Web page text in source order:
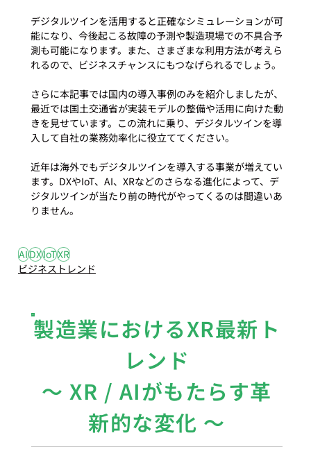
デジタルツインを活用すると正確なシミュレーションが可
能になり、今後起こる故障の予測や製造現場での不具合予
測も可能になります。また、さまざまな利用方法が考えら
れるので、ビジネスチャンスにもつなげられるでしょう。
さらに本記事では国内の導入事例のみを紹介しましたが、
最近では国土交通省が実装モデルの整備や活用に向けた動
きを見せています。この流れに乗り、デジタルツインを導
入して自社の業務効率化に役立ててください。
近年は海外でもデジタルツインを導入する事業が増えてい
ます。DXやIoT、AI、XRなどのさらなる進化によって、デ
ジタルツインが当たり前の時代がやってくるのは間違いあ
りません。
AIDXIoTXR
ビジネストレンド
製造業におけるXR最新ト
レンド
〜 XR / AIがもたらす革
新的な変化 〜